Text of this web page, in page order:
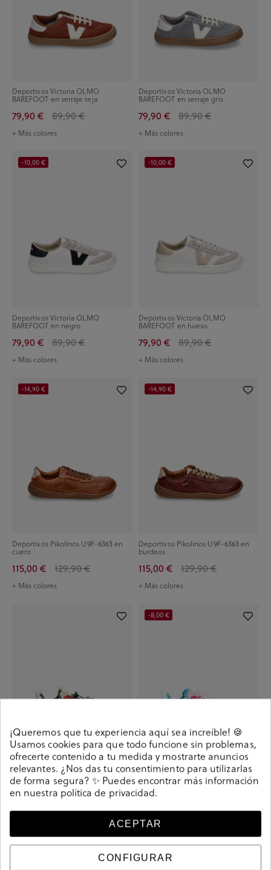
Deportivos Victoria OLMO
BAREFOOT en serraje teja
79,90 € 89,90 €
+ Más colores
Deportivos Victoria OLMO
BAREFOOT en serraje gris
79,90 € 89,90 €
+ Más colores
Deportivos Victoria OLMO
BAREFOOT en negro
79,90 € 89,90 €
+ Más colores
-10,00 €
Deportivos Victoria OLMO
BAREFOOT en hueso
79,90 € 89,90 €
+ Más colores
-10,00 €
Deportivos Pikolinos U9F-6363 en
cuero
115,00 € 129,90 €
+ Más colores
-14,90 €
Deportivos Pikolinos U9F-6363 en
burdeos
115,00 € 129,90 €
+ Más colores
-14,90 €
Deportivos pabloochoa.shoes KLIN
en beige
37,90 €
+ Más colores
Deportivos pabloochoa.shoes KLIN
en blanco
29,90 €
+ Más colores
-8,00 €
Has visto 20 de 20 productos
¡Queremos que tu experiencia aquí sea increíble! 🍪
Usamos cookies para que todo funcione sin problemas,
ofrecerte contenido a tu medida y mostrarte anuncios
relevantes. ¿Nos das tu consentimiento para utilizarlas
de forma segura? ✨ Puedes encontrar más información
en nuestra política de privacidad.
ACEPTAR
CONFIGURAR